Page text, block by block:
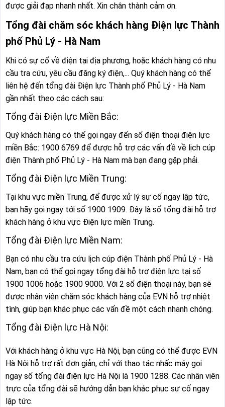
được giải đạp nhanh nhất. Xin chân thành cảm ơn.
Tổng đài chăm sóc khách hàng Điện lực Thành
phố Phủ Lý - Hà Nam
Khi có sự cố về điện tại địa phương, hoặc khách hàng có nhu
cầu tra cứu, yêu cầu đăng ký điện,... Quý khách hàng có thể
liên hệ đến tổng đài Điện lực Thành phố Phủ Lý - Hà Nam
gần nhất theo các cách sau:
Tổng đài Điện lực Miền Bắc:
Quý khách hàng có thể gọi ngay đến số điện thoại điện lực
miền Bắc: 1900 6769 để được hỗ trợ các vấn đề về lịch cúp
điện Thành phố Phủ Lý - Hà Nam mà bạn đang gặp phải.
Tổng đài Điện lực Miền Trung:
Tại khu vực miền Trung, để được xử lý sự cố ngay lập tức,
bạn hãy gọi ngay tới số 1900 1909. Đây là số tổng đài hỗ trợ
khách hàng ở khu vực Điện lực miền Trung.
Tổng đài Điện lực Miền Nam:
Bạn có nhu cầu tra cứu lịch cúp điện Thành phố Phủ Lý - Hà
Nam, bạn có thể gọi ngay tổng đài hỗ trợ điện lực tại số
1900 1006 hoặc 1900 9000. Với 2 số điện thoại này, bạn sẽ
được nhân viên chăm sóc khách hàng của EVN hỗ trợ nhiệt
tình, giúp bạn khác phục các vấn đề một cách nhanh chóng.
Tổng đài Điện lực Hà Nội:
Với khách hàng ở khu vực Hà Nội, bạn cũng có thể được EVN
Hà Nội hỗ trợ rất đơn giản, chỉ với thao tác nhấc máy gọi
ngay số tổng đài điện lực Hà Nội là 1900 1288. Các nhân viên
trực của tổng đài sẽ hướng dẫn bạn khác phục sự cố ngay
lập tức.